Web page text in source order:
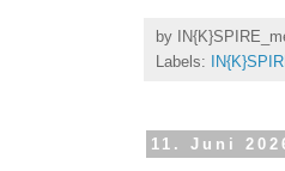
by
Labels:
11. Juni